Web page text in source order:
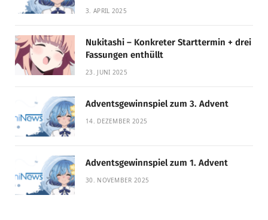
Qualität!
3. APRIL 2025
Nukitashi – Konkreter Starttermin + drei
Fassungen enthüllt
23. JUNI 2025
Adventsgewinnspiel zum 3. Advent
14. DEZEMBER 2025
Adventsgewinnspiel zum 1. Advent
30. NOVEMBER 2025